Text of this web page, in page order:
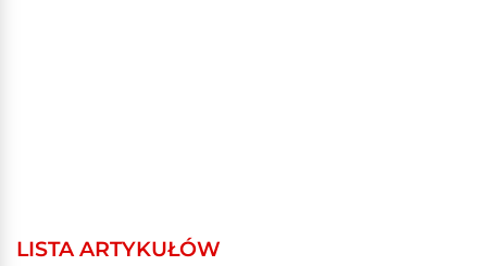
LISTA ARTYKUŁÓW